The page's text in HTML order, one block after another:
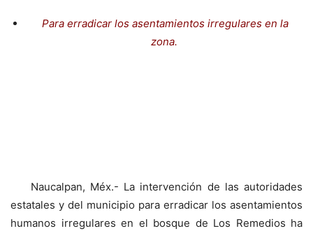
Para erradicar los asentamientos irregulares en la
zona.
Naucalpan, Méx.- La intervención de las autoridades
estatales y del municipio para erradicar los asentamientos
humanos irregulares en el bosque de Los Remedios ha